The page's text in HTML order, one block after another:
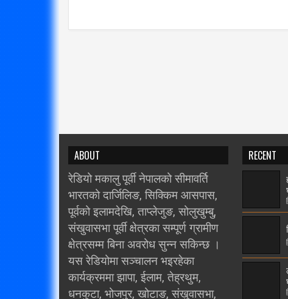
ABOUT
रेडियो मकालु पूर्वी नेपालको सीमावर्ति
भारतको दार्जिलिङ, सिक्किम आसपास,
पूर्वको इलामदेखि, ताप्लेजुङ, सोलुखुम्बु,
संखुवासभा पूर्वी क्षेत्रका सम्पूर्ण ग्रामीण
क्षेत्रसम्म बिना अवरोध सुन्न सकिन्छ ।
यस रेडियोमा सञ्चालन भइरहेका
कार्यक्रममा झापा, ईलाम, तेह्रथुम,
धनकुटा, भोजपुर, खोटाङ, संखुवासभा,
RECENT